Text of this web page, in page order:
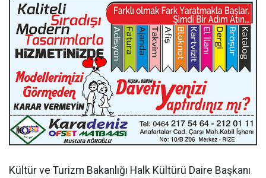
Kültür ve Turizm Bakanlığı Halk Kültürü Daire Başkanı